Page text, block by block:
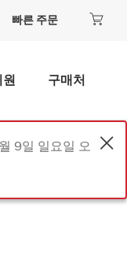
빠른 주문
원 구매처
9일 일요일 오